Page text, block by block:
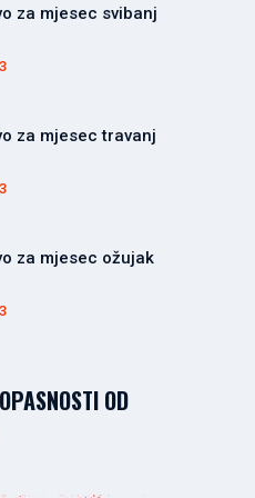
za mjesec svibanj
za mjesec travanj
za mjesec ožujak
OD